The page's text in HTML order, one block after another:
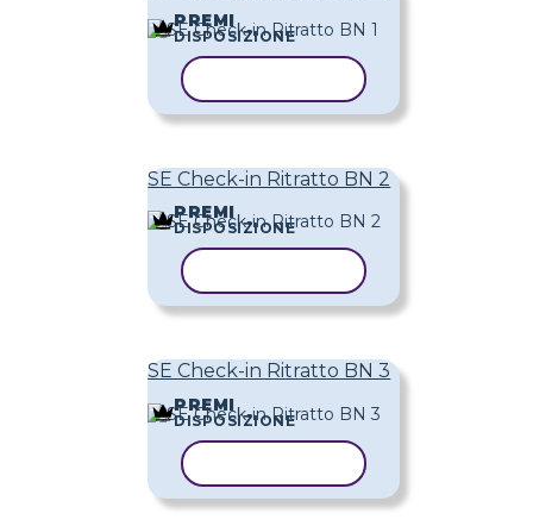
PREMI
DISPOSIZIONE
SE Check-in Ritratto BN 2
PREMI
DISPOSIZIONE
SE Check-in Ritratto BN 3
PREMI
DISPOSIZIONE